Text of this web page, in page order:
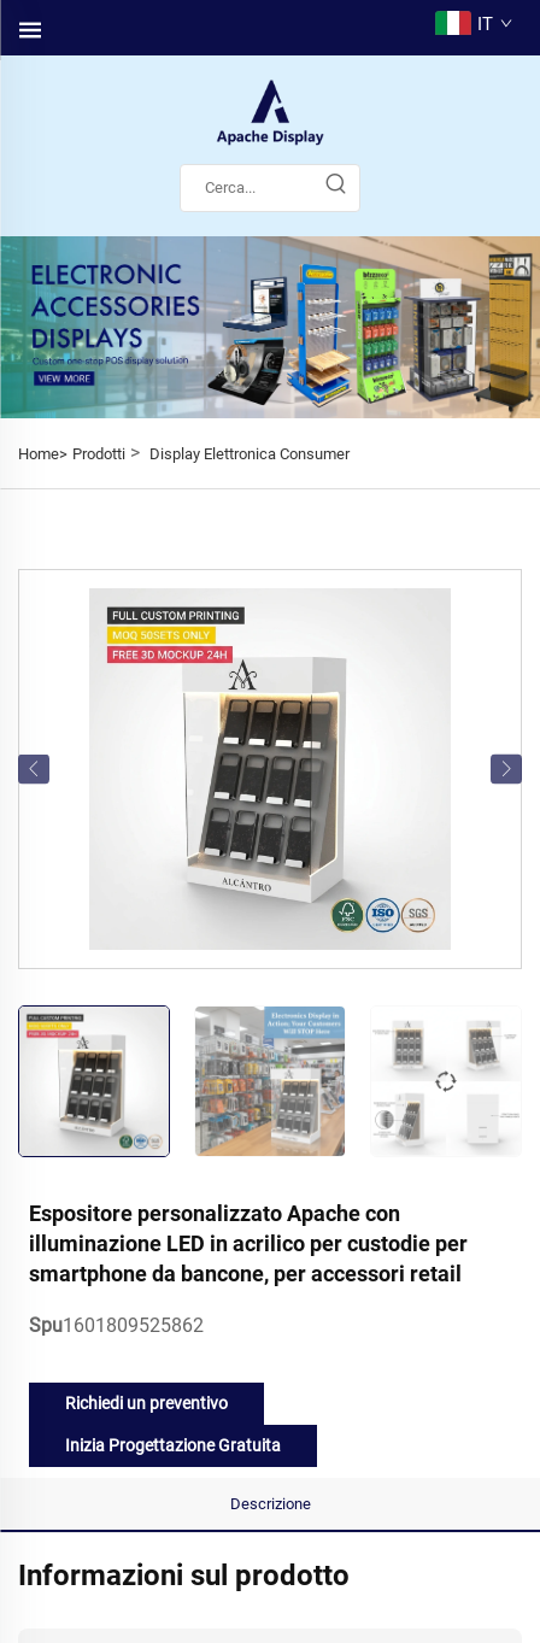
IT
Home> Prodotti > Display Elettronica Consumer
Espositore personalizzato Apache con
illuminazione LED in acrilico per custodie per
smartphone da bancone, per accessori retail
Spu1601809525862
Richiedi un preventivo
Inizia Progettazione Gratuita
Descrizione
Informazioni sul prodotto